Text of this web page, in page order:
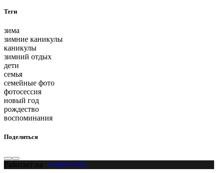
Теги
зима
зимние каникулы
каникулы
зимний отдых
дети
семья
семейные фото
фотосессия
новый год
рождество
воспоминания
Поделиться
Работает на VentumPrint